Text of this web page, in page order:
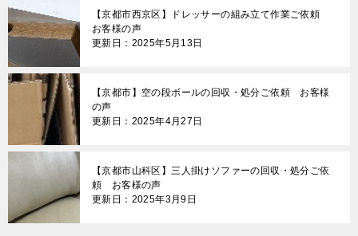
【京都市西京区】ドレッサーの組み立て作業ご依頼
お客様の声
更新日：2025年5月13日
【京都市】空の段ボールの回収・処分ご依頼 お客様
の声
更新日：2025年4月27日
【京都市山科区】三人掛けソファーの回収・処分ご依
頼 お客様の声
更新日：2025年3月9日